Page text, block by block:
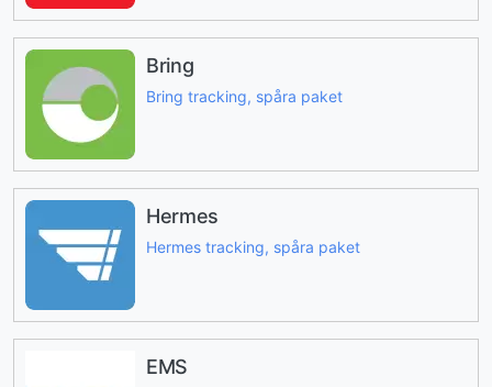
Bring
Bring tracking, spåra paket
Hermes
Hermes tracking, spåra paket
EMS